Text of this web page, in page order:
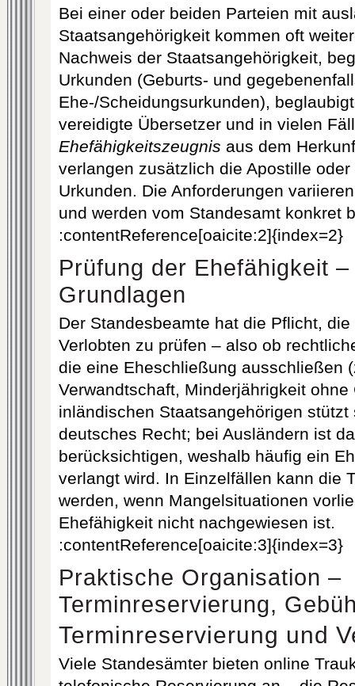
Bei einer oder beiden Parteien mit
Staatsangehörigkeit kommen oft
Nachweis der Staatsangehörigkeit,
Urkunden (Geburts- und
Ehe-/Scheidungsurkunden),
vereidigte Übersetzer und in vielen
Ehefähigkeitszeugnis aus dem
verlangen zusätzlich die Apostille
Urkunden. Die Anforderungen
und werden vom Standesamt konkret
:contentReference[oaicite:2]{index=2}
Prüfung der Ehefähigkeit
Grundlagen
Der Standesbeamte hat die Pflicht,
Verlobten zu prüfen – also ob
die eine Eheschließung ausschließen
Verwandtschaft, Minderjährigkeit
inländischen Staatsangehörigen
deutsches Recht; bei Ausländern ist
berücksichtigen, weshalb häufig ein
verlangt wird. In Einzelfällen kann die
werden, wenn Mangelsituationen
Ehefähigkeit nicht nachgewiesen ist.
:contentReference[oaicite:3]{index=3}
Praktische Organisation –
Terminreservierung,
Terminreservierung und
Viele Standesämter bieten online